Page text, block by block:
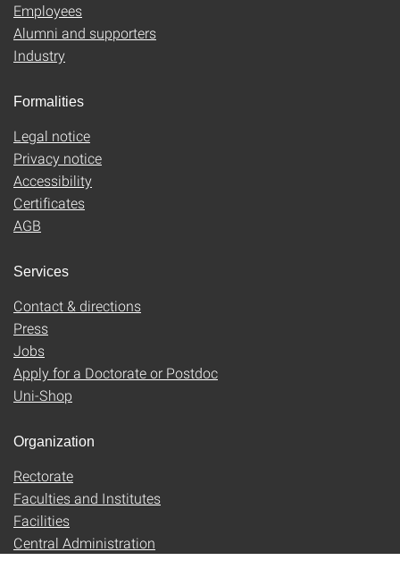
Employees
Alumni and supporters
Industry
Formalities
Legal notice
Privacy notice
Accessibility
Certificates
AGB
Services
Contact & directions
Press
Jobs
Apply for a Doctorate or Postdoc
Uni-Shop
Organization
Rectorate
Faculties and Institutes
Facilities
Central Administration